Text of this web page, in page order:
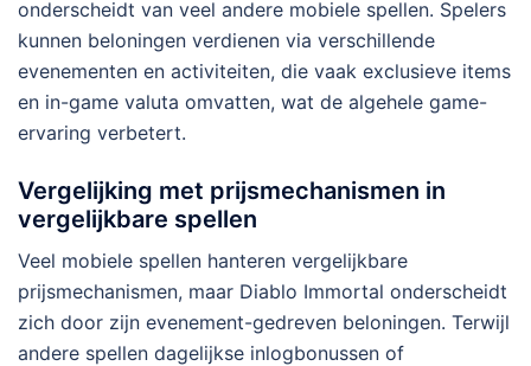
onderscheidt van veel andere mobiele spellen. Spelers
kunnen beloningen verdienen via verschillende
evenementen en activiteiten, die vaak exclusieve items
en in-game valuta omvatten, wat de algehele game-
ervaring verbetert.
Vergelijking met prijsmechanismen in
vergelijkbare spellen
Veel mobiele spellen hanteren vergelijkbare
prijsmechanismen, maar Diablo Immortal onderscheidt
zich door zijn evenement-gedreven beloningen. Terwijl
andere spellen dagelijkse inlogbonussen of